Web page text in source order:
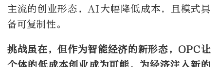
主流的创业形态，AI大幅降低成本，且模式具
备可复制性。
挑战虽在，但作为智能经济的新形态，OPC让
个体的低成本创业成为可能，为经济注入新的